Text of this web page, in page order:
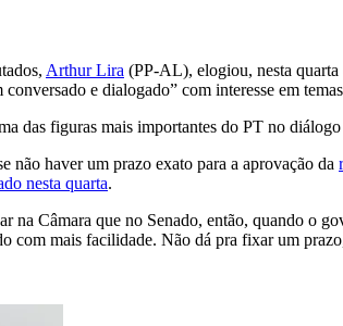
Arthur Lira (PP-AL), elogiou, nesta
e dialogado” com interesse em
das figuras mais importantes do PT no
não haver um prazo exato para a aprovação da
nesta quarta.
na Câmara que no Senado, então, quando o
com mais facilidade. Não dá pra fixar um